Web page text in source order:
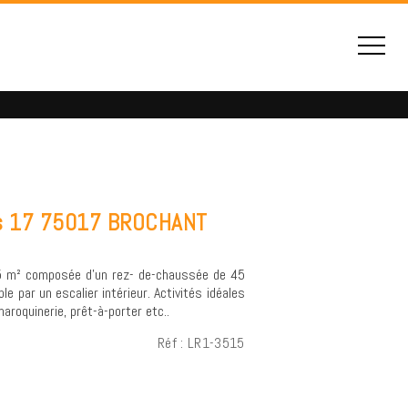
75017 BROCHANT
m² composée d'un rez- de-chaussée de 45
par un escalier intérieur. Activités idéales
prêt-à-porter etc..
Réf : LR1-3515